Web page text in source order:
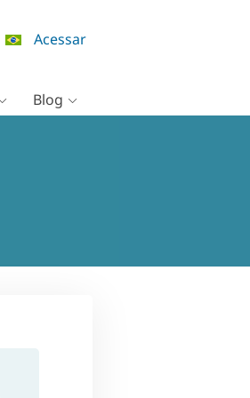
Acessar
Blog